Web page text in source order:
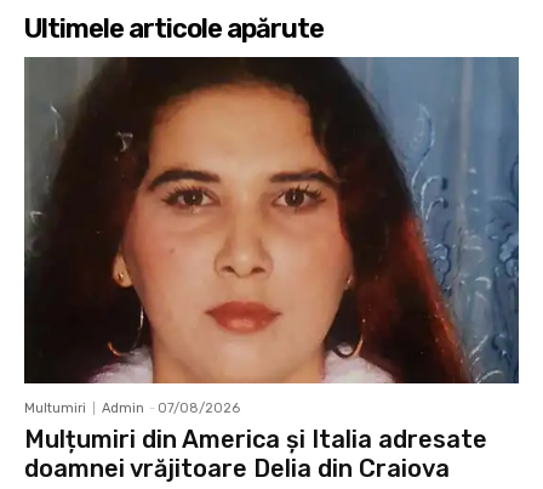
Ultimele articole apărute
Multumiri Admin - 07/08/2026
Mulțumiri din America și Italia adresate
doamnei vrăjitoare Delia din Craiova